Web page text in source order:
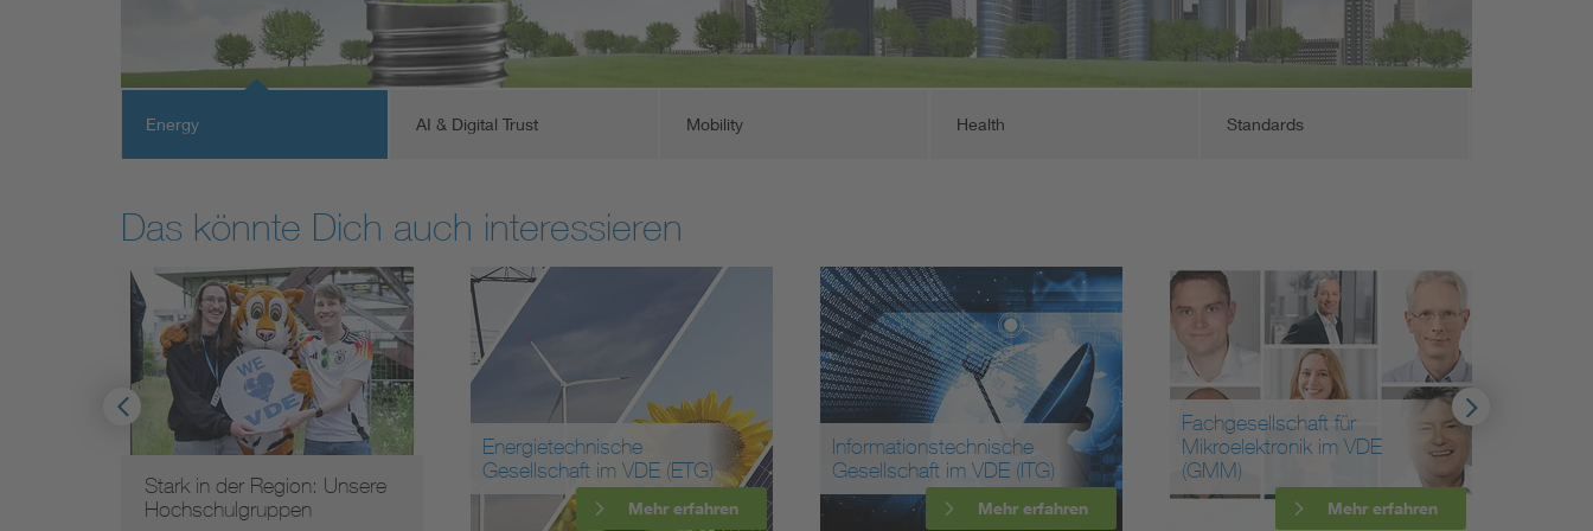
Energy AI & Digital Trust Mobility Health Standards
Das könnte Dich auch interessieren
Stark in der Region: Unsere
Hochschulgruppen
Energietechnische
Gesellschaft im VDE (ETG)
Mehr erfahren
Informationstechnische
Gesellschaft im VDE (ITG)
Mehr erfahren
Fachgesellschaft für
Mikroelektronik im VDE
(GMM)
Mehr erfahren